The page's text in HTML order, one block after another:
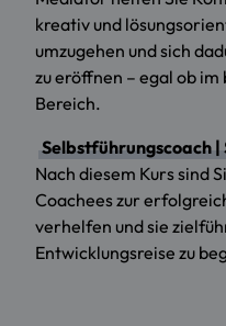
kreativ und
umzugehen und sich
zu eröffnen – egal ob
Bereich.
Selbstführungscoach
Nach diesem Kurs sind
Coachees zur
verhelfen und sie
Entwicklungsreise zu